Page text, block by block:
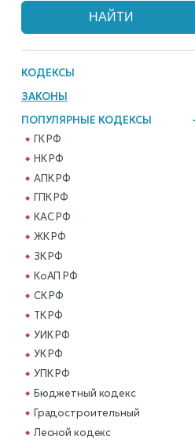
КОДЕКСЫ
ЗАКОНЫ
ПОПУЛЯРНЫЕ КОДЕКСЫ
ГК РФ
НК РФ
АПК РФ
ГПК РФ
КАС РФ
ЖК РФ
ЗК РФ
КоАП РФ
СК РФ
ТК РФ
УИК РФ
УК РФ
УПК РФ
Бюджетный кодекс
Градостроительный
Лесной кодекс